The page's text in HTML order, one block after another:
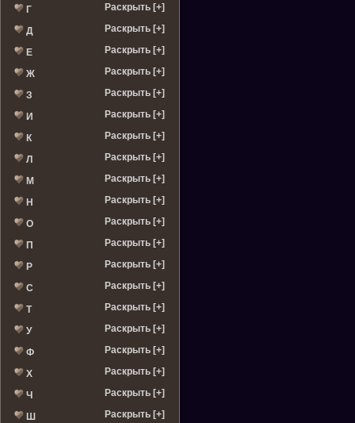
Г Раскрыть [+]
Д Раскрыть [+]
Е Раскрыть [+]
Ж Раскрыть [+]
З Раскрыть [+]
И Раскрыть [+]
К Раскрыть [+]
Л Раскрыть [+]
М Раскрыть [+]
Н Раскрыть [+]
О Раскрыть [+]
П Раскрыть [+]
Р Раскрыть [+]
С Раскрыть [+]
Т Раскрыть [+]
У Раскрыть [+]
Ф Раскрыть [+]
Х Раскрыть [+]
Ч Раскрыть [+]
Ш Раскрыть [+]